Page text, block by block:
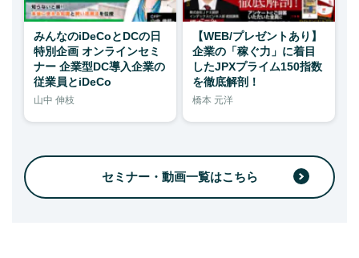
みんなのiDeCoとDCの日
特別企画 オンラインセミ
ナー 企業型DC導入企業の
従業員とiDeCo
山中 伸枝
【WEB/プレゼントあり】
企業の「稼ぐ力」に着目
したJPXプライム150指数
を徹底解剖！
橋本 元洋
セミナー・動画一覧はこちら